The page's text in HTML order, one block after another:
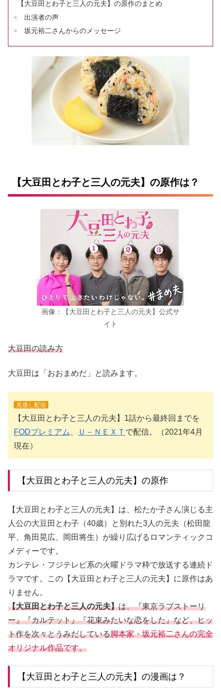
【大豆田とわ子と三人の元夫】の原作のまとめ
出演者の声
坂元裕二さんからのメッセージ
【大豆田とわ子と三人の元夫】の原作は？
画像：【大豆田とわ子と三人の元夫】公式サ
イト
大豆田の読み方
大豆田は「おおまめだ」と読みます。
見逃し配信
【大豆田とわ子と三人の元夫】1話から最終回までを
FODプレミアム
Ｕ－ＮＥＸＴ で配信。（2021年4月
現在）
【大豆田とわ子と三人の元夫】の原作
【大豆田とわ子と三人の元夫】は、松たか子さん演じる主
人公の大豆田とわ子（40歳）と別れた3人の元夫（松田龍
平、角田晃広、岡田将生）が繰り広げるロマンティックコ
メディーです。
カンテレ・フジテレビ系の火曜ドラマ枠で放送する連続ド
ラマです。この【大豆田とわ子と三人の元夫】に原作はあ
りません。
【大豆田とわ子と三人の元夫】は、『東京ラブストーリ
ー』『カルテット』『花束みたいな恋をした』など、ヒッ
ト作を次々とうみだしている脚本家・坂元裕二さんの完全
オリジナル作品です。
【大豆田とわ子と三人の元夫】の漫画は？